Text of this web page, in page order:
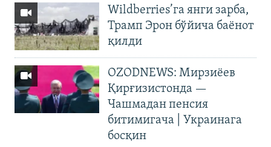
Wildberries’га янги зарба,
Трамп Эрон бўйича баёнот
қилди
OZODNEWS: Мирзиёев
Қирғизистонда —
Чашмадан пенсия
битимигача | Украинага
босқин